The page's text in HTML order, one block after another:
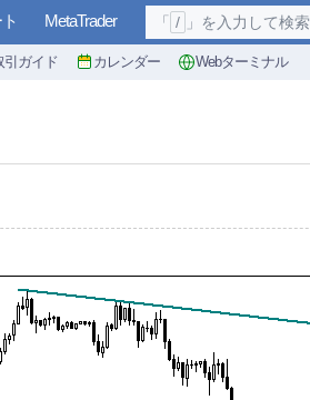
MetaTrader
引ガイド カレンダー Webターミナル
「 / 」を入力して検